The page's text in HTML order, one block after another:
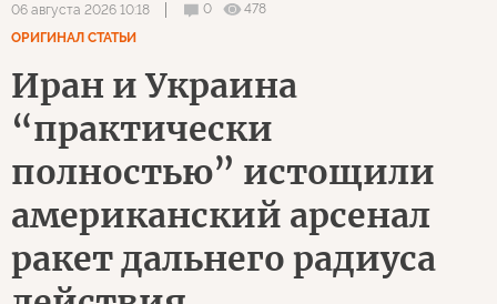
06 августа 2026 10:18 0
478
ОРИГИНАЛ СТАТЬИ
Иран и Украина
“практически
полностью” истощили
американский арсенал
ракет дальнего радиуса